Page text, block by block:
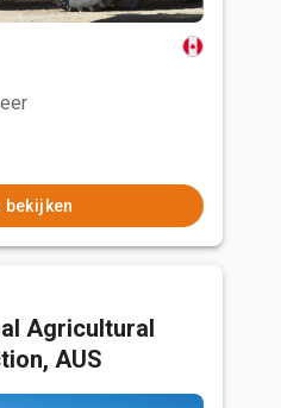
bekijken
Agricultural
AUS